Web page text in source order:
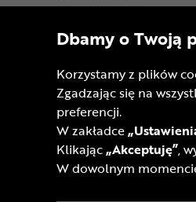
Dostawa - koszt i opcje
Punkty odbioru rowerów
Sprawdź status
Pomoc techniczna
FAQ
Dbamy o Twoją
Korzystamy z plików
Zgadzając się na
preferencji.
W zakładce
Klikając„Akceptuję”,
W dowolnym